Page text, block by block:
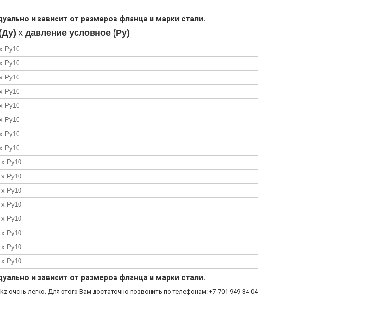
и зависит от размеров фланца и марки стали.
х давление условное (Ру)
Ру10
Ру10
Ру10
Ру10
Ру10
Ру10
Ру10
Ру10
Ру10
Ру10
Ру10
Ру10
Ру10
Ру10
Ру10
Ру10
и зависит от размеров фланца и марки стали.
очень легко. Для этого Вам достаточно позвонить по телефонам: +7-701-949-34-04